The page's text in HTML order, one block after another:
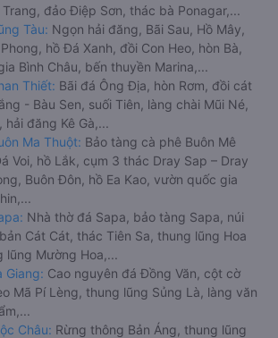
đảo Điệp Sơn, thác bà Ponagar,...
Tàu: Ngọn hải đăng, Bãi Sau, Hồ Mây,
hồ Đá Xanh, đồi Con Heo, hòn Bà,
Bình Châu, bến thuyền Marina,...
Thiết: Bãi đá Ông Địa, hòn Rơm, đồi cát
- Bàu Sen, suối Tiên, làng chài Mũi Né,
hải đăng Kê Gà,...
Ma Thuột: Bảo tàng cà phê Buôn Mê
Voi, hồ Lắk, cụm 3 thác Dray Sap – Dray
Buôn Đôn, hồ Ea Kao, vườn quốc gia
Nhà thờ đá Sapa, bảo tàng Sapa, núi
Cát Cát, thác Tiên Sa, thung lũng Hoa
lũng Mường Hoa,...
Giang: Cao nguyên đá Đồng Văn, cột cờ
Mã Pí Lèng, thung lũng Sủng Là, làng văn
Châu: Rừng thông Bản Áng, thung lũng